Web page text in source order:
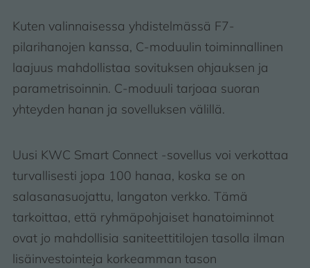
Kuten valinnaisessa yhdistelmässä F7-
pilarihanojen kanssa, C-moduulin toiminnallinen
laajuus mahdollistaa sovituksen ohjauksen ja
parametrisoinnin. C-moduuli tarjoaa suoran
yhteyden hanan ja sovelluksen välillä.
Uusi KWC Smart Connect -sovellus voi verkottaa
turvallisesti jopa 100 hanaa, koska se on
salasanasuojattu, langaton verkko. Tämä
tarkoittaa, että ryhmäpohjaiset hanatoiminnot
ovat jo mahdollisia saniteettitilojen tasolla ilman
lisäinvestointeja korkeamman tason